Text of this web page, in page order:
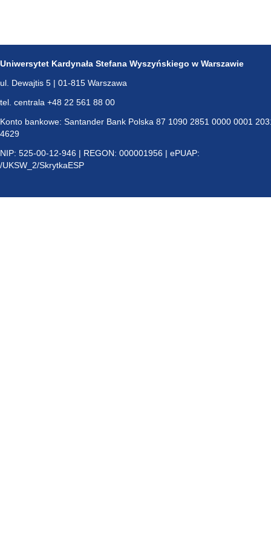
Uniwersytet Kardynała Stefana Wyszyńskiego w Warszawie
ul. Dewajtis 5 | 01-815 Warszawa
tel. centrala +48 22 561 88 00
Konto bankowe: Santander Bank Polska 87 1090 2851 0000 0001
4629
NIP: 525-00-12-946 | REGON: 000001956 | ePUAP:
/UKSW_2/SkrytkaESP